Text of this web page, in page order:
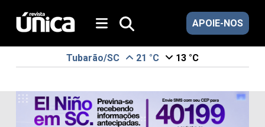
APOIE-NOS
Tubarão/SC 21 °C 13 °C